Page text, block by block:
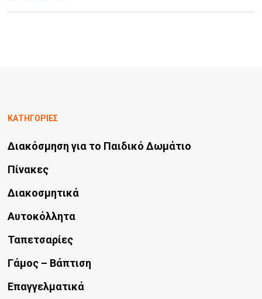
ΚΑΤΗΓΟΡΙΕΣ
Διακόσμηση για το Παιδικό Δωμάτιο
Πίνακες
Διακοσμητικά
Αυτοκόλλητα
Ταπετσαρίες
Γάμος – Βάπτιση
Επαγγελματικά